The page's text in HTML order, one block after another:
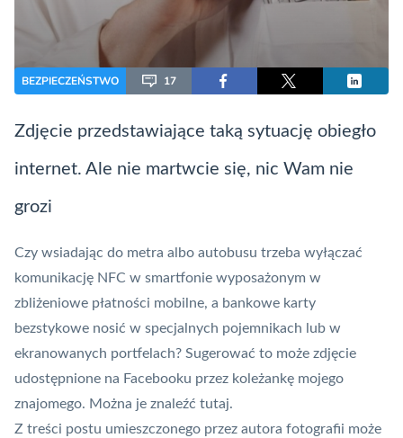
BEZPIECZEŃSTWO 17
Zdjęcie przedstawiające taką sytuację obiegło
internet. Ale nie martwcie się, nic Wam nie
grozi
Czy wsiadając do metra albo autobusu trzeba wyłączać
komunikację NFC w smartfonie wyposażonym w
zbliżeniowe płatności mobilne, a bankowe karty
bezstykowe nosić w specjalnych pojemnikach lub w
ekranowanych portfelach? Sugerować to może zdjęcie
udostępnione na Facebooku przez koleżankę mojego
znajomego. Można je znaleźć tutaj.
Z treści postu umieszczonego przez autora fotografii może